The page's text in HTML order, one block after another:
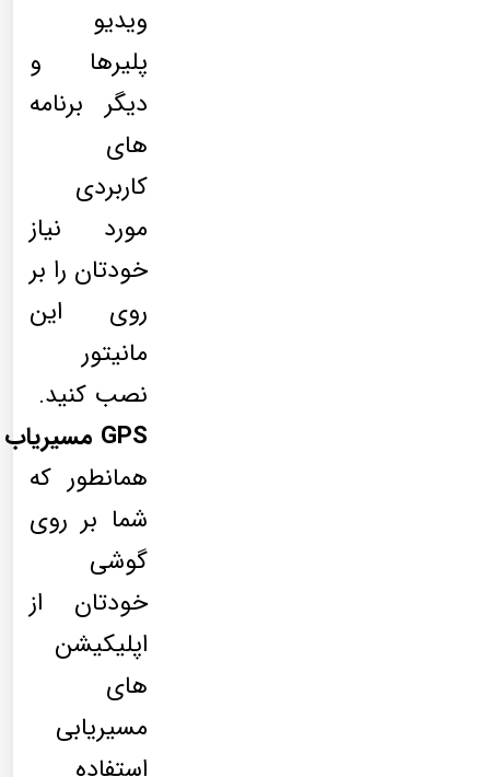
ویدیو
پلیرها و
دیگر برنامه
های
کاربردی
مورد نیاز
خودتان را بر
روی این
مانیتور
نصب کنید.
GPS مسیریاب
همانطور که
شما بر روی
گوشی
خودتان از
اپلیکیشن
های
مسیریابی